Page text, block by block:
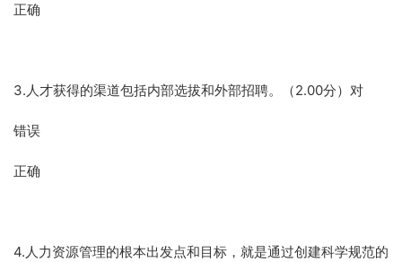
正确
3.人才获得的渠道包括内部选拔和外部招聘。（2.00分）对
错误
正确
4.人力资源管理的根本出发点和目标，就是通过创建科学规范的